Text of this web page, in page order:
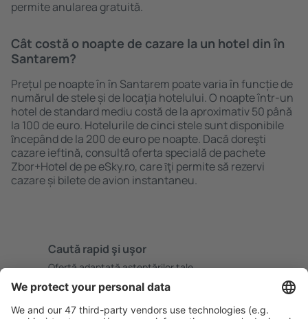
permite anularea gratuită.
Cât costă o noapte de cazare la un hotel din în
Santarem?
Prețul pe noapte în în Santarem poate varia în funcție de
numărul de stele și de locaţia hotelului. O noapte într-un
hotel de standard mediu costă de la aproximativ 50 până
la 100 de euro. Hotelurile de cinci stele sunt disponibile
ȋncepând de la 200 de euro pe noapte. Dacă doreşti
cazare ieftină, consultă oferta specială de pachete
Zbor+Hotel de pe eSky.ro, care ȋţi permite să rezervi
cazare și bilete de avion instantaneu.
Caută rapid şi uşor
Ofertă adaptată aşteptărilor tale.
Planifică ȋn siguranţă